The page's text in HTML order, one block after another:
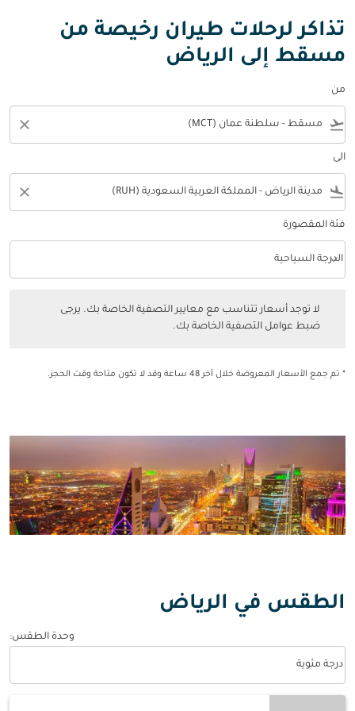
تذاكر لرحلات طيران رخيصة من
مسقط إلى الرياض
من
flight_takeoff
close
الى
flight_land
close
فئة المقصورة
فئة المقصورة option الدرجة السياحية Selected
الدرجة السياحية
keyboard_arrow_down
لا توجد أسعار تتناسب مع معايير التصفية الخاصة بك. يرجى
ضبط عوامل التصفية الخاصة بك.
* تم جمع الأسعار المعروضة خلال آخر 48 ساعة وقد لا تكون متاحة وقت الحجز.
الطقس في الرياض
وحدة الطقس:
درجة مئوية